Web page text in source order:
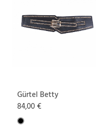
Gürtel Betty
84,00 €